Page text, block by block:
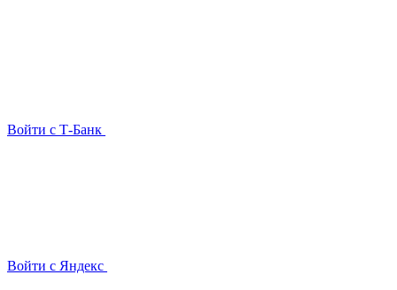
Войти с Т-Банк
Войти с Яндекс